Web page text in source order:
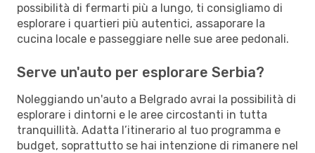
possibilità di fermarti più a lungo, ti consigliamo di
esplorare i quartieri più autentici, assaporare la
cucina locale e passeggiare nelle sue aree pedonali.
Serve un'auto per esplorare Serbia?
Noleggiando un'auto a Belgrado avrai la possibilità di
esplorare i dintorni e le aree circostanti in tutta
tranquillità. Adatta l’itinerario al tuo programma e
budget, soprattutto se hai intenzione di rimanere nel